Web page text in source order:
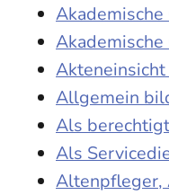
Allgemein
Als
Als
Altenpfleger,